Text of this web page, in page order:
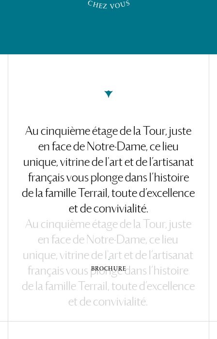
CHEZ VOUS
AucinquièmeétagedelaTour,juste
enfacedeNotre-Dame,celieu
unique,vitrinedel'artetdel’artisanat
françaisvousplongedansl’histoire
delafamilleTerrail,touted’excellence
etdeconvivialité.
Au cinquièmeétagedelaTour, juste
en facede Notre-Dame, celieu
unique,vitrinedel'art et del’artisanat
françaisvous plongedans l’histoire
delafamilleTerrail, touted’excellence
et deconvivialité.
RÉSERVER
BROCHURE